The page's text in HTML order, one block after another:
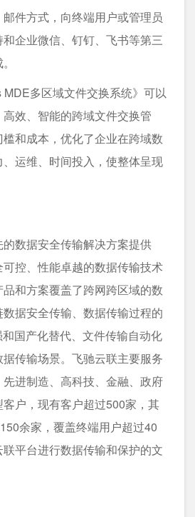
件方式，向终端用户或管理员
企业微信、钉钉、飞书等第三
多区域文件交换系统》可以
效、智能的跨域文件交换管
和成本，优化了企业在跨域数
运维、时间投入，使整体呈现
数据安全传输解决方案提供
控、性能卓越的数据传输技术
和方案覆盖了跨网跨区域的数
据安全传输、数据传输过程的
国产化替代、文件传输自动化
传输场景。飞驰云联主要服务
进制造、高科技、金融、政府
户，现有客户超过500家，其
余家，覆盖终端用户超过40
平台进行数据传输和保护的文